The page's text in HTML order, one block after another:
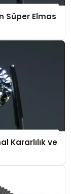
Süper Elmas
Kararlılık ve